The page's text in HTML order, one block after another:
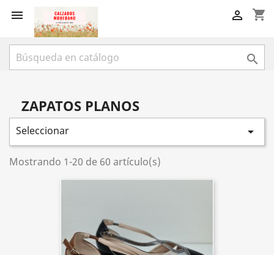
 shopping_cart


ZAPATOS PLANOS
Seleccionar 
Mostrando 1-20 de 60 artículo(s)